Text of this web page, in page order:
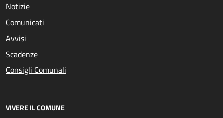
Notizie
Comunicati
Avvisi
Scadenze
Consigli Comunali
VIVERE IL COMUNE